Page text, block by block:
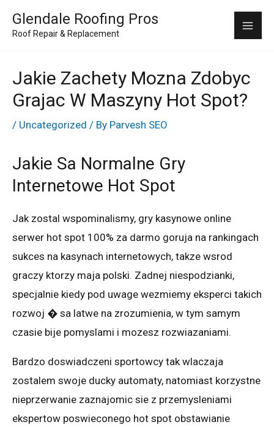
Glendale Roofing Pros
Roof Repair & Replacement
Jakie Zachety Mozna Zdobyc
Grajac W Maszyny Hot Spot?
/ Uncategorized / By Parvesh SEO
Jakie Sa Normalne Gry
Internetowe Hot Spot
Jak zostal wspominalismy, gry kasynowe online
serwer hot spot 100% za darmo goruja na rankingach
sukces na kasynach internetowych, takze wsrod
graczy ktorzy maja polski. Zadnej niespodzianki,
specjalnie kiedy pod uwage wezmiemy eksperci takich
rozwoj � sa latwe na zrozumienia, w tym samym
czasie bije pomyslami i mozesz rozwiazaniami.
Bardzo doswiadczeni sportowcy tak wlaczaja
zostalem swoje ducky automaty, natomiast korzystne
nieprzerwanie zaznajomic sie z przemysleniami
ekspertow poswieconego hot spot obstawianie